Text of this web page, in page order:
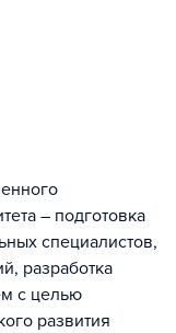
– подготовка
специалистов,
разработка
с целью
развития